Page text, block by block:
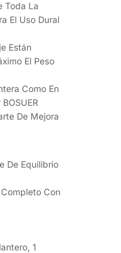
Toda La
El Uso Dural
Están
El Peso
Como En
De Mejora
De Equilibrio
Con
1